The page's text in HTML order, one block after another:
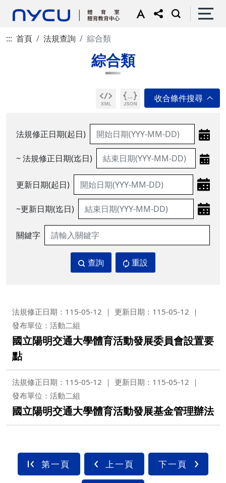
::: 首頁 法規查詢 綜合類
綜合類
法規修正日期(起日)
~ 法規修正日期(迄日)
更新日期(起日)
~更新日期(迄日)
關鍵字
查詢 重設
法規修正日期：115-05-12
更新日期：115-05-12
發布單位：活動二組
國立陽明交通大學體育活動發展委員會設置要
點
法規修正日期：115-05-12
更新日期：115-05-12
發布單位：活動二組
國立陽明交通大學體育活動發展基金管理辦法
第一頁 上一頁 下一頁